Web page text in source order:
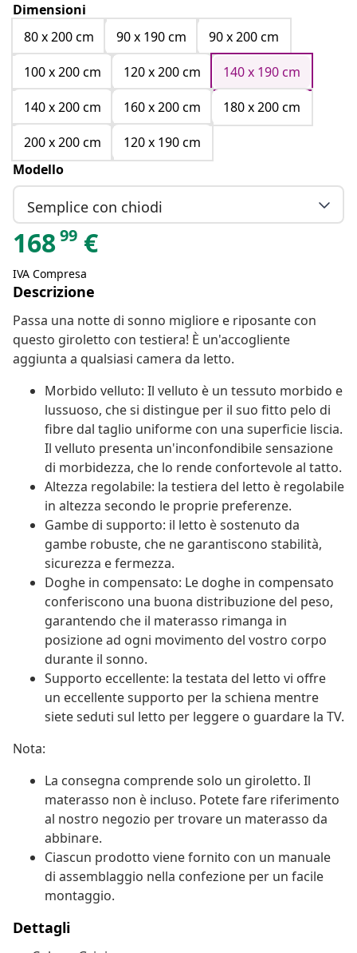
Dimensioni
80 x 200 cm
90 x 190 cm
90 x 200 cm
100 x 200 cm
120 x 200 cm
140 x 190 cm
140 x 200 cm
160 x 200 cm
180 x 200 cm
200 x 200 cm
120 x 190 cm
Modello
Semplice con chiodi
16899 €
IVA Compresa
Descrizione
Passa una notte di sonno migliore e riposante con
questo giroletto con testiera! È un'accogliente
aggiunta a qualsiasi camera da letto.
Morbido velluto: Il velluto è un tessuto morbido e
lussuoso, che si distingue per il suo fitto pelo di
fibre dal taglio uniforme con una superficie liscia.
Il velluto presenta un'inconfondibile sensazione
di morbidezza, che lo rende confortevole al tatto.
Altezza regolabile: la testiera del letto è regolabile
in altezza secondo le proprie preferenze.
Gambe di supporto: il letto è sostenuto da
gambe robuste, che ne garantiscono stabilità,
sicurezza e fermezza.
Doghe in compensato: Le doghe in compensato
conferiscono una buona distribuzione del peso,
garantendo che il materasso rimanga in
posizione ad ogni movimento del vostro corpo
durante il sonno.
Supporto eccellente: la testata del letto vi offre
un eccellente supporto per la schiena mentre
siete seduti sul letto per leggere o guardare la TV.
Nota:
La consegna comprende solo un giroletto. Il
materasso non è incluso. Potete fare riferimento
al nostro negozio per trovare un materasso da
abbinare.
Ciascun prodotto viene fornito con un manuale
di assemblaggio nella confezione per un facile
montaggio.
Dettagli